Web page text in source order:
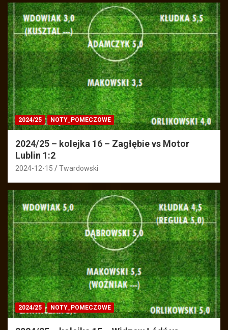
2024/25 NOTY_POMECZOWE
2024/25 – kolejka 16 – Zagłębie vs Motor
Lublin 1:2
2024-12-15 Twardowski
2024/25 NOTY_POMECZOWE